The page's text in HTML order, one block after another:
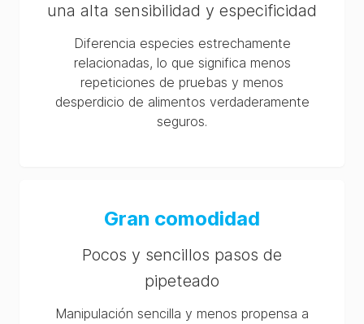
una alta sensibilidad y especificidad
Diferencia especies estrechamente
relacionadas, lo que significa menos
repeticiones de pruebas y menos
desperdicio de alimentos verdaderamente
seguros.
Gran comodidad
Pocos y sencillos pasos de
pipeteado
Manipulación sencilla y menos propensa a